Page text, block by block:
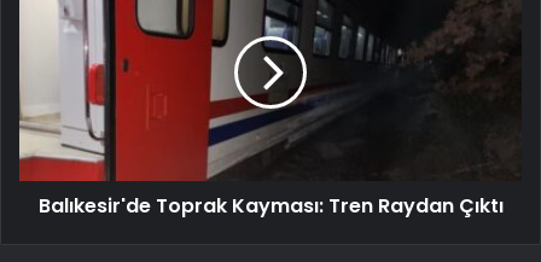
Balıkesir'de Toprak Kayması: Tren Raydan Çıktı